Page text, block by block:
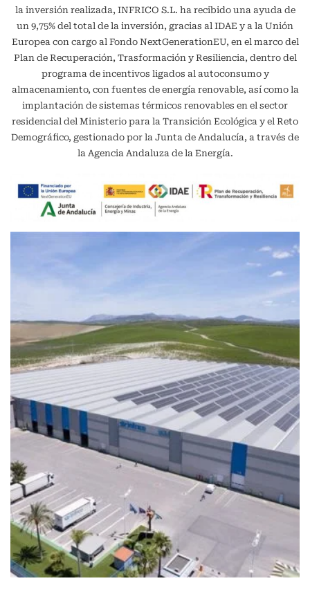
la inversión realizada, INFRICO S.L. ha recibido una ayuda de
un 9,75% del total de la inversión, gracias al IDAE y a la Unión
Europea con cargo al Fondo NextGenerationEU, en el marco del
Plan de Recuperación, Trasformación y Resiliencia, dentro del
programa de incentivos ligados al autoconsumo y
almacenamiento, con fuentes de energía renovable, así como la
implantación de sistemas térmicos renovables en el sector
residencial del Ministerio para la Transición Ecológica y el Reto
Demográfico, gestionado por la Junta de Andalucía, a través de
la Agencia Andaluza de la Energía.